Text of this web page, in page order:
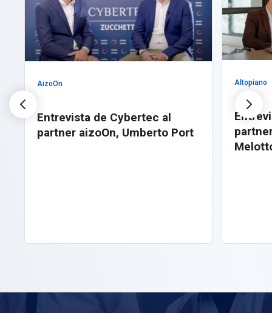
AizoOn
Entrevista de Cybertec al
partner aizoOn, Umberto Port
Altopiano